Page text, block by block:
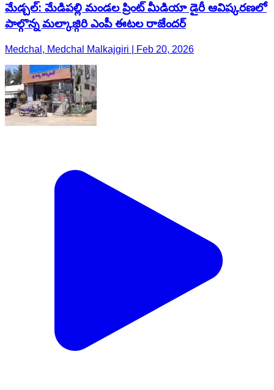
మేడ్చల్: మేడిపల్లి మండల ప్రింట్ మీడియా డైరీ ఆవిష్కరణలో
పాల్గొన్న మల్కాజ్గిరి ఎంపీ ఈటల రాజేందర్
Medchal, Medchal Malkajgiri | Feb 20, 2026